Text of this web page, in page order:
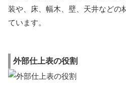
装や、床、幅木、壁、天井などの
ています。
外部仕上表の役割